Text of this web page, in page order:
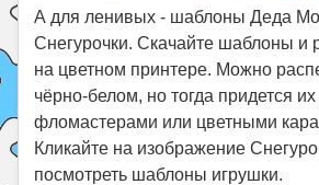
А для ленивых - шаблоны Деда
Снегурочки. Скачайте шаблоны и
на цветном принтере. Можно
чёрно-белом, но тогда придется
фломастерами или цветными
Кликайте на изображение
посмотреть шаблоны игрушки.